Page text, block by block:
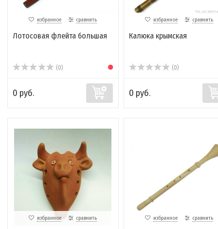
избранное сравнить
Лотосовая флейта большая
(0)
0 руб.
избранное сравнить
Калюка крымская
(0)
0 руб.
избранное сравнить избранное сравнить